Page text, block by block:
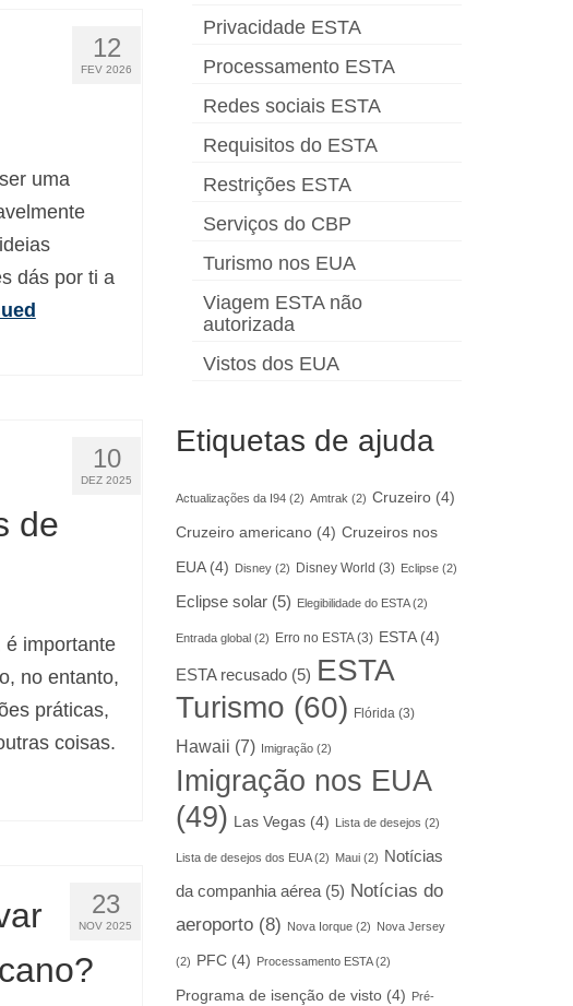
12
FEV 2026
uma
dás por ti a
10
DEZ 2025
de
é importante
no entanto,
práticas,
coisas.
23
NOV 2025
Privacidade ESTA
Processamento ESTA
Redes sociais ESTA
Requisitos do ESTA
Restrições ESTA
Serviços do CBP
Turismo nos EUA
Viagem ESTA não
autorizada
Vistos dos EUA
Etiquetas de ajuda
Actualizações da I94(2) Amtrak (2) Cruzeiro(4)
Cruzeiro americano(4) Cruzeiros nos
EUA(4) Disney(2) Disney World (3) Eclipse(2)
Eclipse solar(5) Elegibilidade do ESTA(2)
Entrada global (2) Erro no ESTA(3) ESTA(4)
ESTA recusado(5) ESTA
Turismo (60) Flórida(3)
Hawaii (7) Imigração(2)
Imigração nos EUA
(49) Las Vegas(4) Lista de desejos (2)
Lista de desejos dos EUA(2) Maui(2)
Notícias
da companhia aérea(5) Notícias do
aeroporto(8) Nova Iorque(2) Nova Jersey
(2) PFC(4) Processamento ESTA(2)
Programa de isenção de visto(4) Pré-